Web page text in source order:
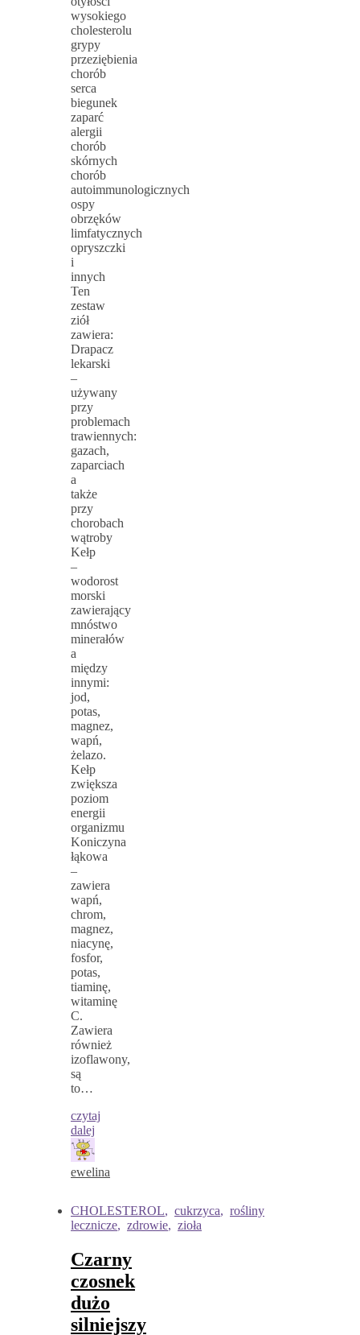
wysokiego
cholesterolu
grypy
przeziębienia
chorób
serca
biegunek
zaparć
alergii
chorób
skórnych
chorób
autoimmunologicznych
ospy
obrzęków
limfatycznych
opryszczki
i
innych
Ten
zestaw
ziół
zawiera:
Drapacz
lekarski
–
używany
przy
problemach
trawiennych:
gazach,
zaparciach
a
także
przy
chorobach
wątroby
Kełp
–
wodorost
morski
zawierający
mnóstwo
minerałów
a
między
innymi:
jod,
potas,
magnez,
wapń,
żelazo.
Kełp
zwiększa
poziom
energii
organizmu
Koniczyna
łąkowa
–
zawiera
wapń,
chrom,
magnez,
niacynę,
fosfor,
potas,
tiaminę,
witaminę
C.
Zawiera
również
izoflawony,
są
to…
czytaj
dalej
ewelina
CHOLESTEROL, cukrzyca, rośliny
lecznicze, zdrowie, zioła
Czarny
czosnek
dużo
silniejszy